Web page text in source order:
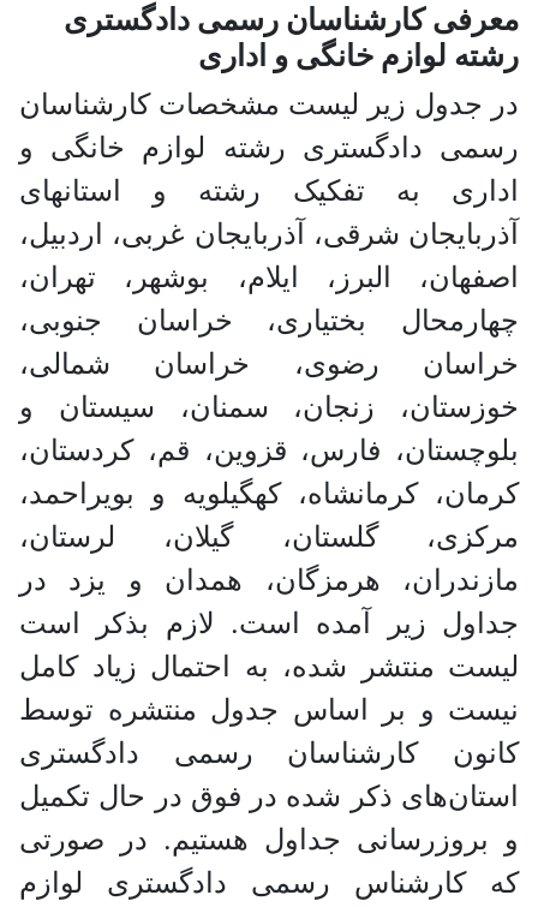
معرفی کارشناسان رسمی دادگستری
رشته لوازم خانگی و اداری
در جدول زیر لیست مشخصات کارشناسان
رسمی دادگستری رشته لوازم خانگی و
اداری به تفکیک رشته و استانهای
آذربایجان شرقی، آذربایجان غربی، اردبیل،
اصفهان، البرز، ایلام، بوشهر، تهران،
چهارمحال بختیاری، خراسان جنوبی،
خراسان رضوی، خراسان شمالی،
خوزستان، زنجان، سمنان، سیستان و
بلوچستان، فارس، قزوین، قم، کردستان،
کرمان، کرمانشاه، کهگیلویه و بویراحمد،
مرکزی، گلستان، گیلان، لرستان،
مازندران، هرمزگان، همدان و یزد در
جداول زیر آمده است. لازم بذکر است
لیست منتشر شده، به احتمال زیاد کامل
نیست و بر اساس جدول منتشره توسط
کانون کارشناسان رسمی دادگستری
استان‌های ذکر شده در فوق در حال تکمیل
و بروزرسانی جداول هستیم. در صورتی
که کارشناس رسمی دادگستری لوازم